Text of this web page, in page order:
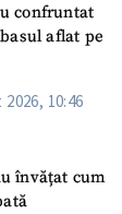
confruntat
aflat pe
10:46
învățat cum